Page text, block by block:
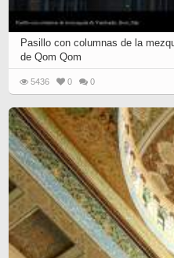
Pasillo con columnas de la
de Qom Qom
5436 0 0